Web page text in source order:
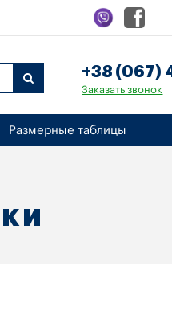
Заказать звонок
Размерные таблицы